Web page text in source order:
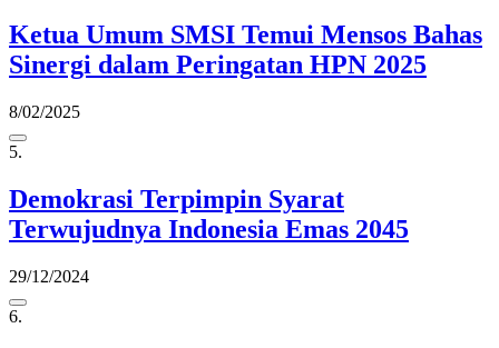
Ketua Umum SMSI Temui Mensos Bahas
Sinergi dalam Peringatan HPN 2025
8/02/2025
5.
Demokrasi Terpimpin Syarat
Terwujudnya Indonesia Emas 2045
29/12/2024
6.